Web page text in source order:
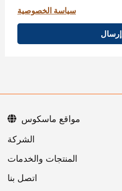
سياسة الخصوصية
إرسال
اتصل بنا
مواقع ماسكوس